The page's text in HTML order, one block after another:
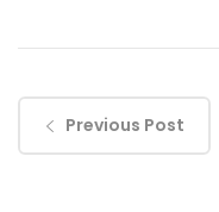
Previous Post